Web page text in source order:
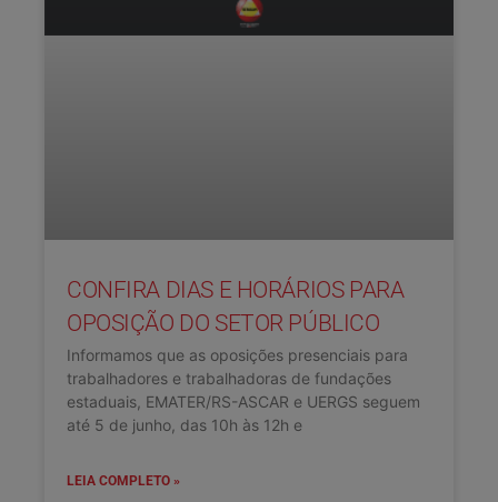
CONFIRA DIAS E HORÁRIOS PARA
OPOSIÇÃO DO SETOR PÚBLICO
Informamos que as oposições presenciais para
trabalhadores e trabalhadoras de fundações
estaduais, EMATER/RS-ASCAR e UERGS seguem
até 5 de junho, das 10h às 12h e
LEIA COMPLETO »